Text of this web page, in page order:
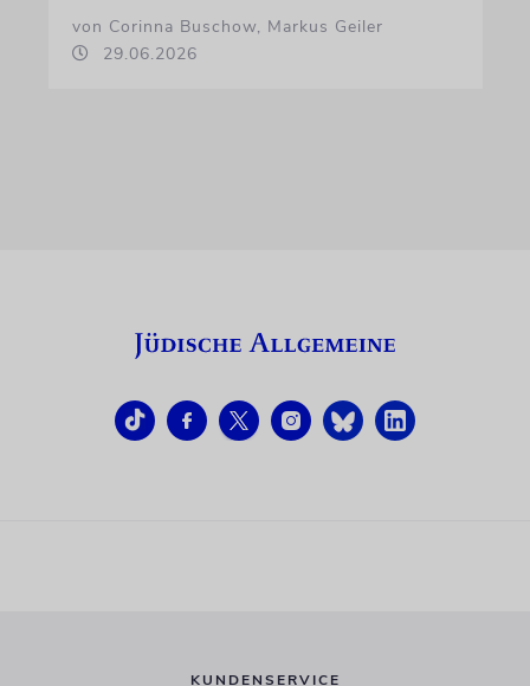
von Corinna Buschow, Markus Geiler
29.06.2026
KUNDENSERVICE